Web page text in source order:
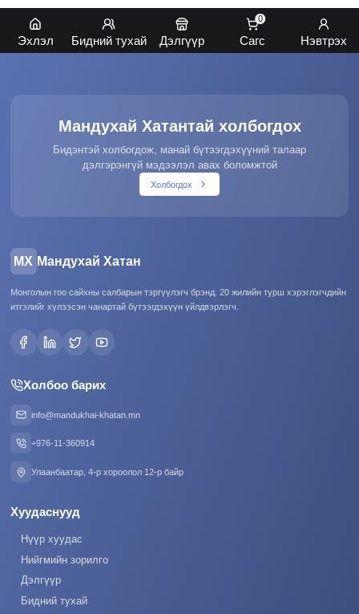
Эхлэл Бидний тухай Дэлгүүр Сагс
0
Нэвтрэх
Мандухай Хатантай холбогдох
Бидэнтэй холбогдож, манай бүтээгдэхүүний талаар
дэлгэрэнгүй мэдээлэл авах боломжтой
Холбогдох
МХ Мандухай Хатан
Монголын гоо сайхны салбарын тэргүүлэгч брэнд. 20 жилийн турш хэрэглэгчдийн
итгэлийг хүлээсэн чанартай бүтээгдэхүүн үйлдвэрлэгч.
Холбоо барих
info@mandukhai-khatan.mn
+976-11-360914
Улаанбаатар, 4-р хороолол 12-р байр
Хуудаснууд
Нүүр хуудас
Нийгмийн зорилго
Дэлгүүр
Бидний тухай